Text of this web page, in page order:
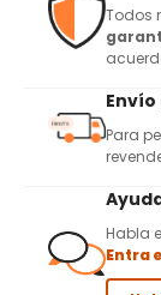
Todos
Para
Habla
Entra